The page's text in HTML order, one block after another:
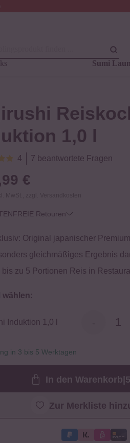
Sumi
1,0 l
4 7 beantwortete Fragen
€
Retouren
Original japanischer
gleichmäßiges Ergebnis
bis zu 5 Portionen Reis in
wählen:
Induktion 1,0 l
in 3 bis 5 Werktagen
In den Warenkorb
Zur Merkliste